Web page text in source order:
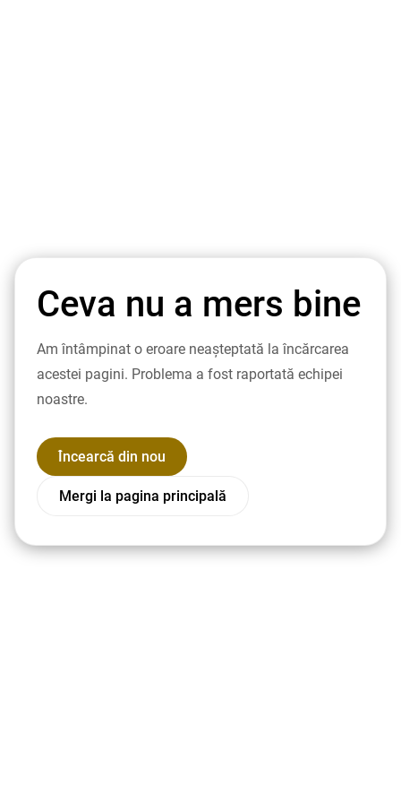
Ceva nu a mers bine
Am întâmpinat o eroare neașteptată la încărcarea
acestei pagini. Problema a fost raportată echipei
noastre.
Încearcă din nou
Mergi la pagina principală